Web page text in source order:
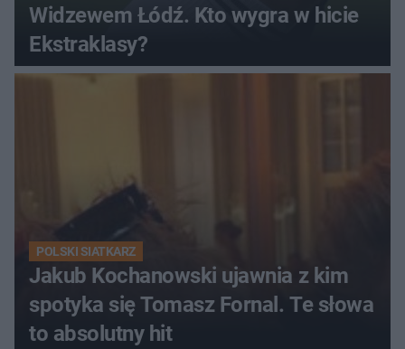
Widzewem Łódź. Kto wygra w hicie
Ekstraklasy?
POLSKI SIATKARZ
Jakub Kochanowski ujawnia z kim
spotyka się Tomasz Fornal. Te słowa
to absolutny hit